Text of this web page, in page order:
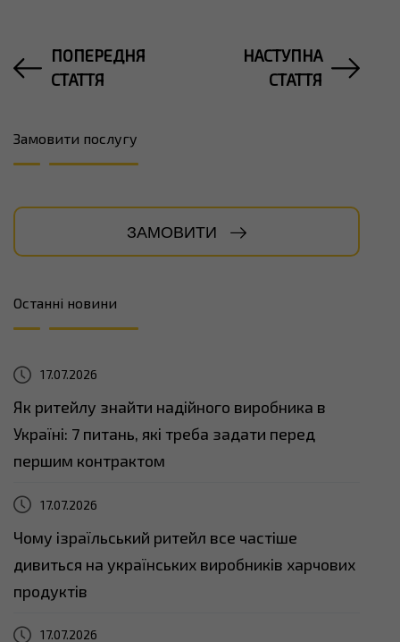
ПОПЕРЕДНЯ
СТАТТЯ
НАСТУПНА
СТАТТЯ
Замовити послугу
ЗАМОВИТИ
Останні новини
17.07.2026
Як ритейлу знайти надійного виробника в
Україні: 7 питань, які треба задати перед
першим контрактом
17.07.2026
Чому ізраїльський ритейл все частіше
дивиться на українських виробників харчових
продуктів
17.07.2026